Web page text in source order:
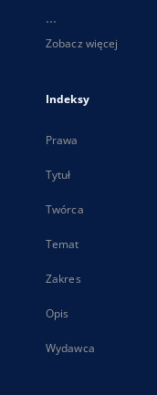
...
Zobacz więcej
Indeksy
Prawa
Tytuł
Twórca
Temat
Zakres
Opis
Wydawca